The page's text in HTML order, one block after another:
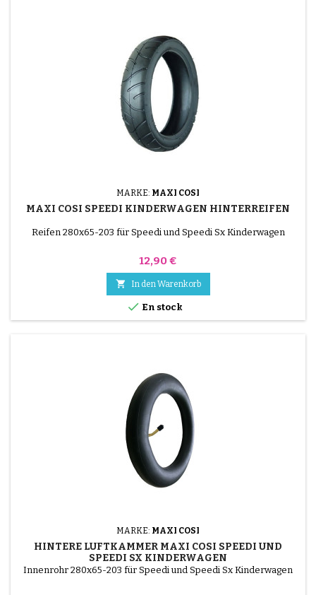
MARKE: MAXI COSI
MAXI COSI SPEEDI KINDERWAGEN HINTERREIFEN
Reifen 280x65-203 für Speedi und Speedi Sx Kinderwagen
Preis
12,90 €
 In den Warenkorb
 En stock
MARKE: MAXI COSI
HINTERE LUFTKAMMER MAXI COSI SPEEDI UND
SPEEDI SX KINDERWAGEN
Innenrohr 280x65-203 für Speedi und Speedi Sx Kinderwagen